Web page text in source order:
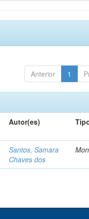
Anterior 1
Autor(es)
Santos, Samara
Chaves dos